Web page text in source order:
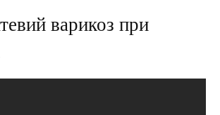
варикоз при